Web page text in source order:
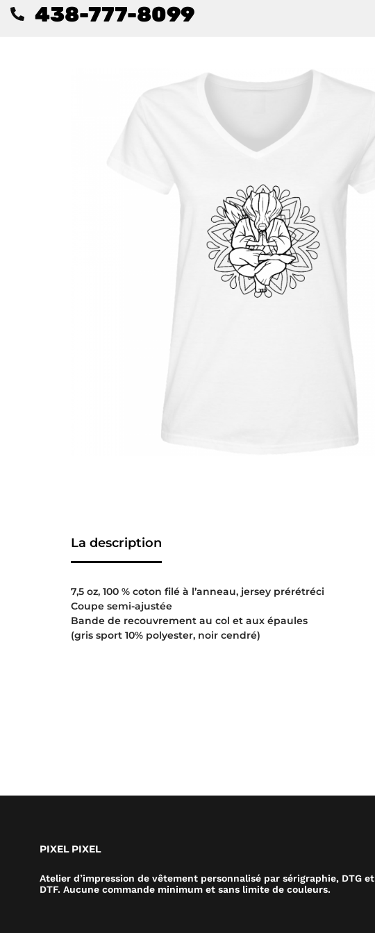
438-777-8099
La description
7,5 oz, 100 % coton filé à l’anneau, jersey prérétréci
Coupe semi-ajustée
Bande de recouvrement au col et aux épaules
(gris sport 10% polyester, noir cendré)
PIXEL PIXEL
Atelier d’impression de vêtement personnalisé par sérigraphie, DTG et
DTF. Aucune commande minimum et sans limite de couleurs.